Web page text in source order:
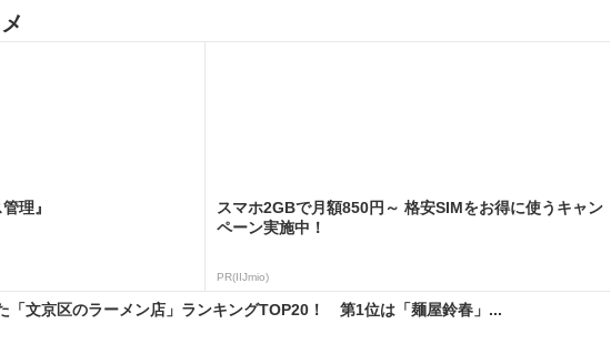
理』
スマホ2GBで月額850円～ 格安SIMをお得に使うキャン
ペーン実施中！
PR(IIJmio)
「文京区のラーメン店」ランキングTOP20！ 第1位は「麺屋鈴春」...